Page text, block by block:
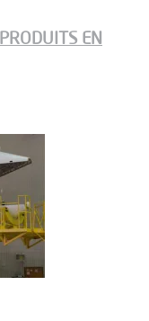
EN